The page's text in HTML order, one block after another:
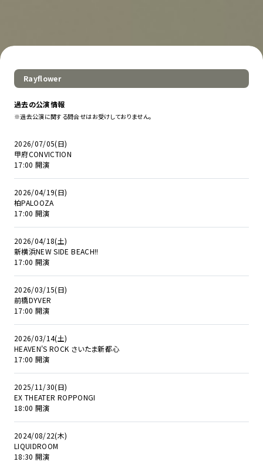
Rayflower
過去の公演情報
※過去公演に関する問合せはお受けしておりません。
2026/07/05(日)
甲府CONVICTION
17:00 開演
2026/04/19(日)
柏PALOOZA
17:00 開演
2026/04/18(土)
新横浜NEW SIDE BEACH!!
17:00 開演
2026/03/15(日)
前橋DYVER
17:00 開演
2026/03/14(土)
HEAVEN'S ROCK さいたま新都心
17:00 開演
2025/11/30(日)
EX THEATER ROPPONGI
18:00 開演
2024/08/22(木)
LIQUIDROOM
18:30 開演